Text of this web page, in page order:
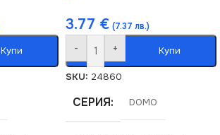
Купи
3.77 € (7.37 лв.)
- + Купи
SKU: 24860
СЕРИЯ DOMO